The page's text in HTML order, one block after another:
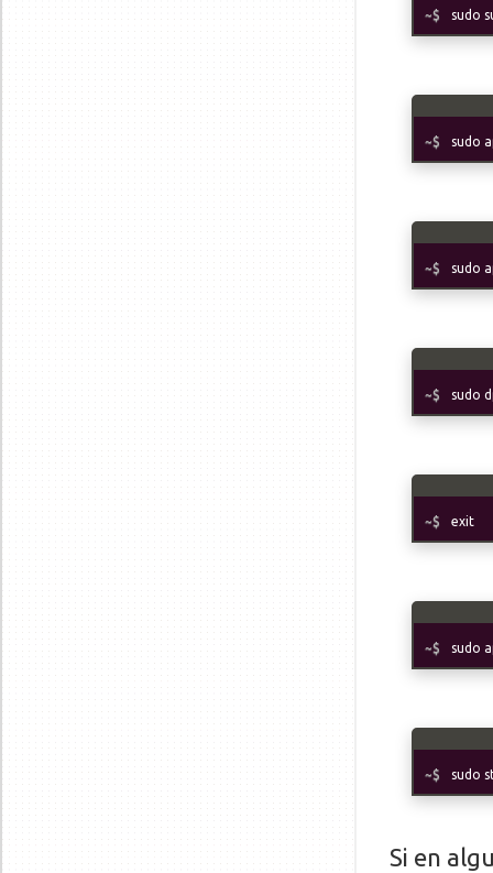
sudo
sudo
sudo
sudo
exit
sudo
sudo
Si en